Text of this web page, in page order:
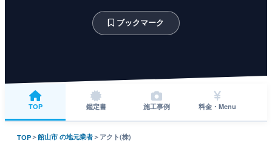
ブックマーク
TOP 鑑定書 施工事例 料金・Menu
TOP＞館山市 の地元業者＞ アクト(株)